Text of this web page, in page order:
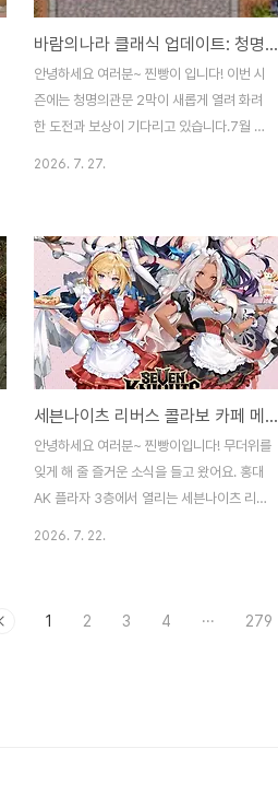
로 독안개의 숲이 새롭게 추가되었는데
요.45레벨 이상 70레벨 이하 유저들이 3~6
인 파티로 도전할 수 있습니다. 전에 없던 시
그너스 직업군도 함께 이용 가능해졌고보상
경험치가 많이 상향돼서 ..
바람의나라 클래식 업데이트: 청명의관문 2막 이벤트 및 순위 보상 정리
안녕하세요 여러분~ 찐빵이 입니다! 이번 시
즌에는 청명의관문 2막이 새롭게 열려 화려
한 도전과 보상이 기다리고 있습니다.7월 23
능합니다.청명의관문 2막은 총 100단계로
구성되어 있으며각 층에 위치한 관문문지기
를 제한 시간 내에 처치해야 합니다. 이 과정
에서 등장하는 나비는 여러분께 도움을 주기
도 하고 때로는시련을 안겨주기도 하니 상황
에 맞는 전략적 활용이 필수입니다. 또 도적
과 주술사 캐릭터가 해당층에서 사용하는 무
형검, 이기어검이나 헬파이어,지폭지술 마법
은 몬스터에게 특별한 추가 효과를 주어 공략
에 재미를 더합니다. 매일 도전..
2026. 7. 27.
세븐나이츠 리버스 콜라보 카페 메뉴와 한정 굿즈 보상 가이드
안녕하세요 여러분~ 찐빵이입니다! 무더위를
잊게 해 줄 즐거운 소식을 들고 왔어요. 홍대
AK 플라자 3층에서 열리는 세븐나이츠 리버
이 없더라고요. 레이첼의 화염 석류 에이드처
2026. 7. 22.
1 2 3 4 ··· 279